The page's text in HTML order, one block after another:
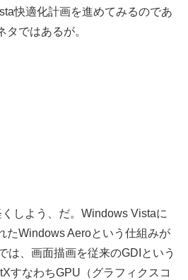
快適化計画を進めてみるのであ
タではあるが。
しよう、だ。Windows Vistaに
たWindows Aeroという仕組みが
は、画面描画を従来のGDIという
すなわちGPU（グラフィクスコ